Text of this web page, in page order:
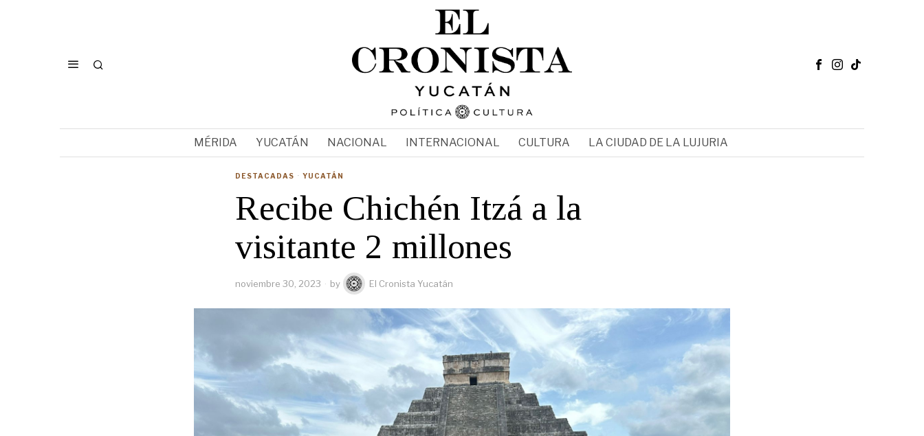
MÉRIDA YUCATÁN NACIONAL INTERNACIONAL CULTURA LA CIUDAD DE LA LUJURIA
DESTACADAS · YUCATÁN
Recibe Chichén Itzá a la
visitante 2 millones
noviembre 30, 2023 by El Cronista Yucatán